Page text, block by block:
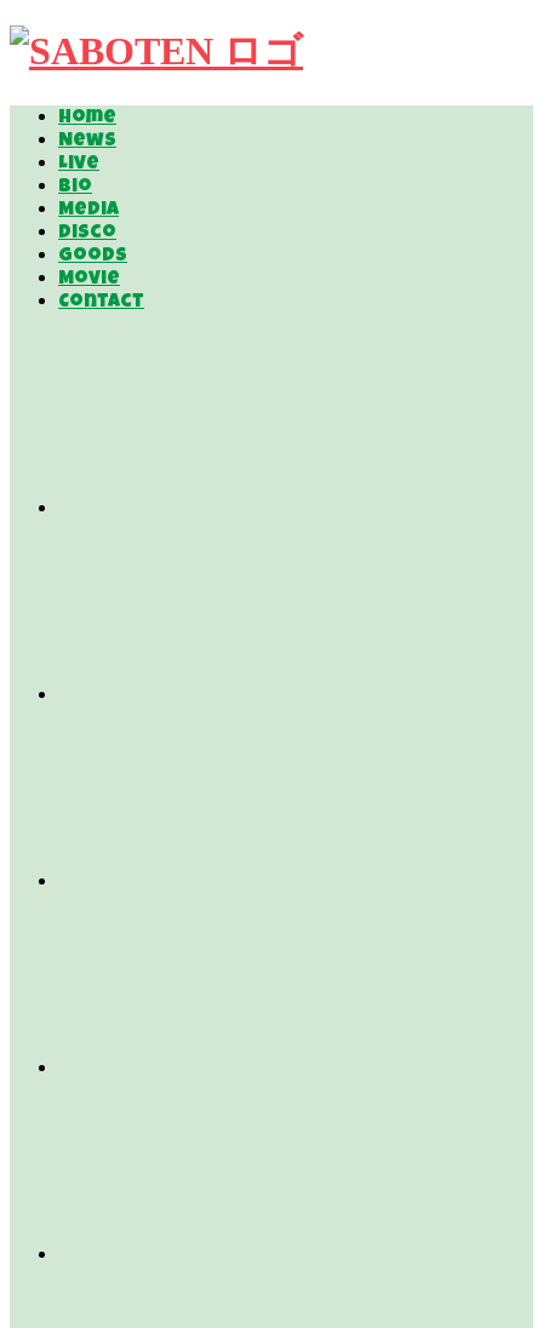
Home
News
Live
Bio
Media
Disco
Goods
Movie
Contact